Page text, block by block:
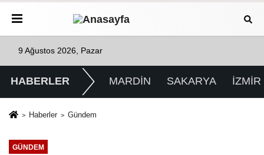
9 Ağustos 2026, Pazar
HABERLER MARDİN SAKARYA İZMİR
Haberler Gündem
GÜNDEM